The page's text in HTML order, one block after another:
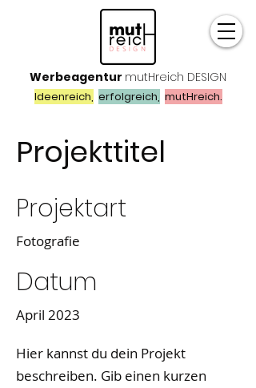
Werbeagentur mutHreich DESIGN
Ideenreich, erfolgreich, mutHreich.
Projekttitel
Projektart
Fotografie
Datum
April 2023
Hier kannst du dein Projekt
beschreiben. Gib einen kurzen